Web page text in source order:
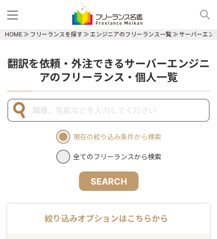
HOME フリーランスを探す エンジニアのフリーランス一覧 サーバーエン
翻訳を依頼・外注できるサーバーエンジニ
アのフリーランス・個人一覧
現在の絞り込み条件から検索
全てのフリーランスから検索
SEARCH
絞り込みオプションはこちらから